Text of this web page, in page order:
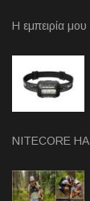
Η εμπειρία
NITECORE